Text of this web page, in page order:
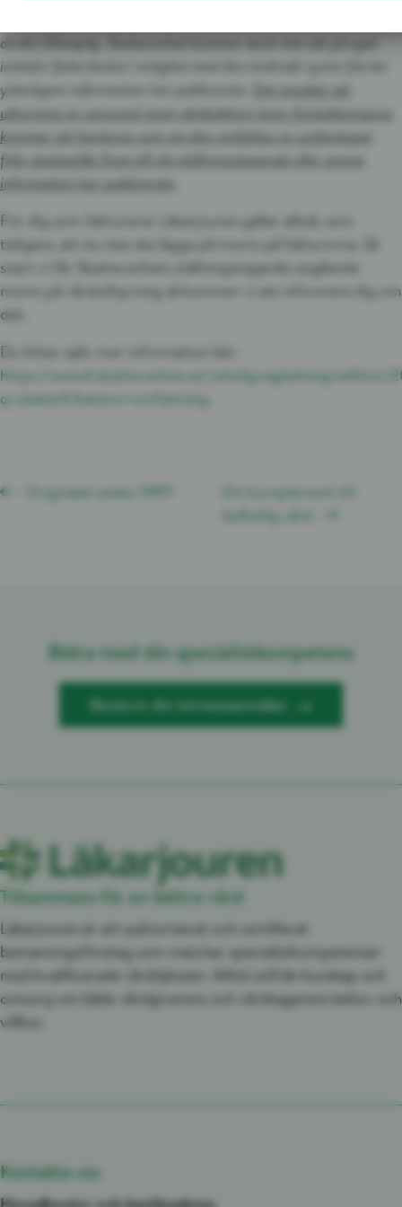
direkt tillämplig. Skatteverket kommer dock inte att på eget
initiativ fatta beslut i enlighet med den ändrade synen förrän
ytterligare information har publicerats.
Det innebär att
uthyrning av personal inom vårdsektorn även fortsättningsvis
kommer att hanteras som om den omfattas av undantaget
från skatteplikt fram till ett ställningstagande eller annan
information har publicerats
För dig som fakturerar Läkarjouren gäller alltså, som
tidigare, att du inte ska lägga på moms på fakturorna. Så
snart vi får Skatteverkets ställningstagande angående
moms på vårduthyrning så kommer vi att informera dig om
det.
Du hittar själv mer information här:
https://www4.skatteverket.se/rattsligvagledning/edition/
q=skattefrihetens+omfattning
Originalet sedan 1989
Ett komplement till
befintlig vård
Bidra med din specialistkompetens
Skicka in din intresseanmälan
Tillsammans för en bättre vård
Läkarjouren är ett auktoriserat och certifierat
bemanningsföretag som matchar specialistkompetenser
med kvalificerade vårdtjänster. Alltid utifrån kunskap och
omsorg om både vårdgivarens och vårdtagarens behov och
villkor.
Kontakta oss